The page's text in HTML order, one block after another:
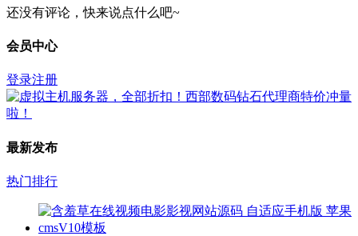
还没有评论，快来说点什么吧~
会员中心
登录注册
最新发布
热门排行